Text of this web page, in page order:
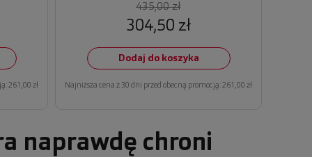
261,00 zł
435,00 zł
304,50 zł
Dodaj do koszyka
Najniższa cena z 30 dni przed obecną promocją: 261,00 zł
naprawdę chroni